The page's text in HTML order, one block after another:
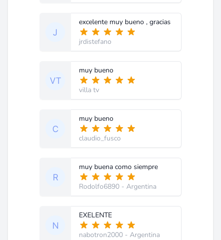
excelente muy bueno , gracias
jrdistefano
muy bueno
villa tv
muy bueno
claudio_fusco
muy buena como siempre
Rodolfo6890 - Argentina
EXELENTE
nabotron2000 - Argentina